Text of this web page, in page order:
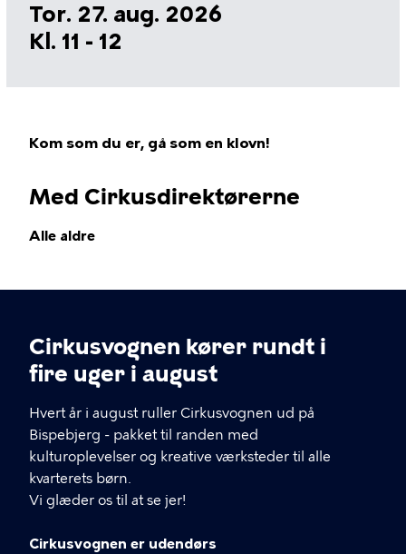
Tor. 27. aug. 2026
Kl. 11 - 12
Kom som du er, gå som en klovn!
Med Cirkusdirektørerne
Alle aldre
Cirkusvognen kører rundt i
fire uger i august
Hvert år i august ruller Cirkusvognen ud på
Bispebjerg - pakket til randen med
kulturoplevelser og kreative værksteder til alle
kvarterets børn.
Vi glæder os til at se jer!
Cirkusvognen er udendørs